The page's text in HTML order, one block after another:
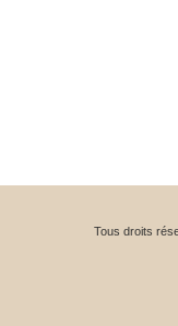
Tous droits